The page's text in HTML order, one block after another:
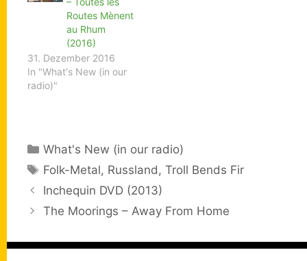
Routes Mènent
au Rhum
(2016)
31. Dezember 2016
In "What's New (in our
radio)"
Kategorien
What's New (in our radio)
Schlagwörter
Folk-Metal, Russland,Troll Bends Fir
Inchequin DVD (2013)
The Moorings – Away From Home